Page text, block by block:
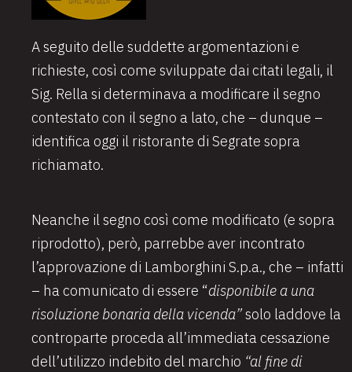
A seguito delle suddette argomentazioni e
richieste, così come sviluppate dai citati legali, il
Sig. Rella si determinava a modificare il segno
contestato con il segno a lato, che – dunque –
identifica oggi il ristorante di Segrate sopra
richiamato.
Neanche il segno così come modificato (e sopra
riprodotto), però, parrebbe aver incontrato
l’approvazione di Lamborghini S.p.a., che – infatti
– ha comunicato di essere “disponibile a una
risoluzione bonaria della vicenda”solo laddove la
controparte proceda all’immediata cessazione
dell’utilizzo indebito del marchio “al fine di